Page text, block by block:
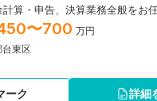
算・申告、決算業務全般をお任
〜700 万円
台東区
ーク 詳細